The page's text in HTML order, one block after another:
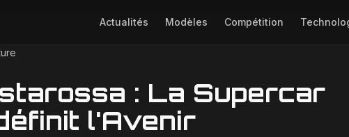
Actualités Modèles Compétition
Image non disponible
: La Supercar
l'Avenir